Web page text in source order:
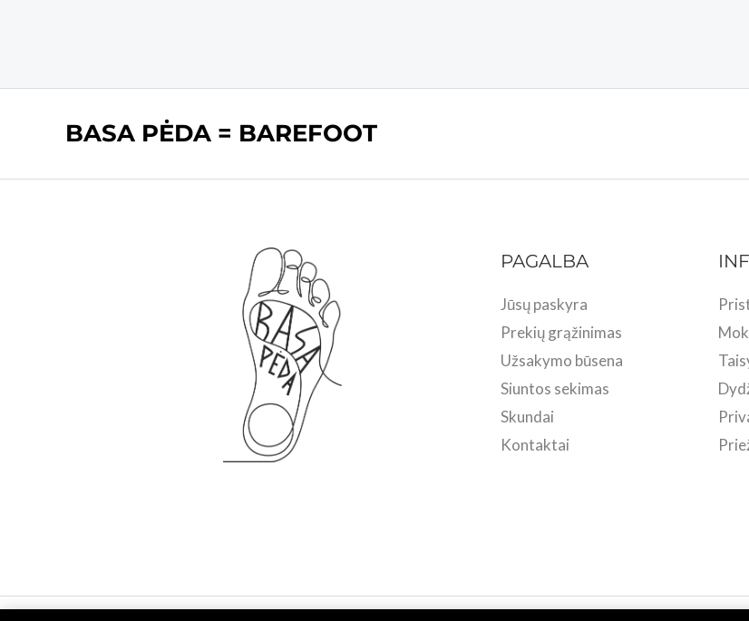
BASA PĖDA = BAREFOOT
PAGALBA
Jūsų paskyra
Prekių grąžinimas
Užsakymo būsena
Siuntos sekimas
Skundai
Kontaktai